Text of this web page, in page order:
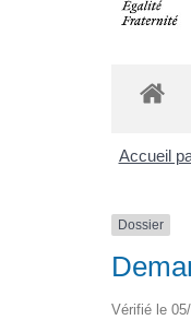
Accueil
Dossier
Vérifié le